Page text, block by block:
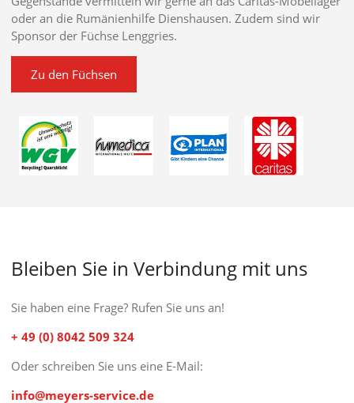
oder an die Rumänienhilfe Dienshausen. Zudem sind wir
Sponsor der Füchse Lenggries.
Zu den Füchsen
Bleiben Sie in Verbindung mit uns
Sie haben eine Frage? Rufen Sie uns an!
+ 49 (0) 8042 509 324
Oder schreiben Sie uns eine E-Mail:
info@meyers-service.de